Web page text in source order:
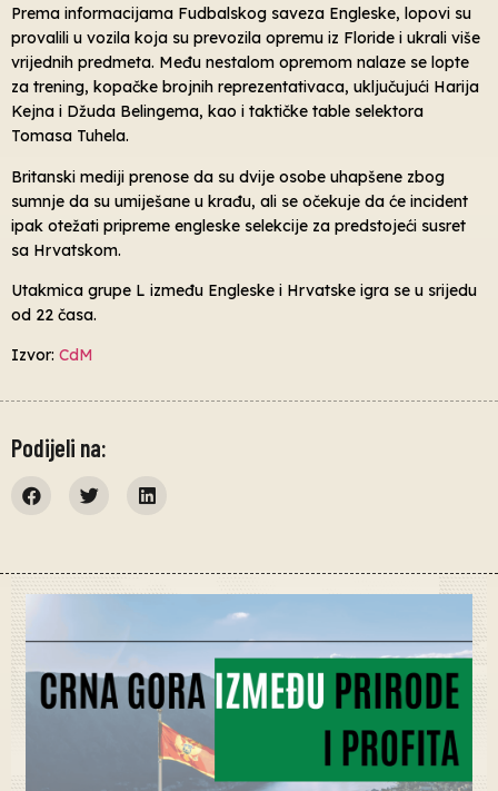
Prema informacijama Fudbalskog saveza Engleske, lopovi su
provalili u vozila koja su prevozila opremu iz Floride i ukrali više
vrijednih predmeta. Među nestalom opremom nalaze se lopte
za trening, kopačke brojnih reprezentativaca, uključujući Harija
Kejna i Džuda Belingema, kao i taktičke table selektora
Tomasa Tuhela.
Britanski mediji prenose da su dvije osobe uhapšene zbog
sumnje da su umiješane u krađu, ali se očekuje da će incident
ipak otežati pripreme engleske selekcije za predstojeći susret
sa Hrvatskom.
Utakmica grupe L između Engleske i Hrvatske igra se u srijedu
od 22 časa.
Izvor: CdM
Podijeli na: